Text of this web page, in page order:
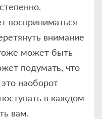
восприниматься
внимание
может быть
подумать, что
наоборот
в каждом
вам.